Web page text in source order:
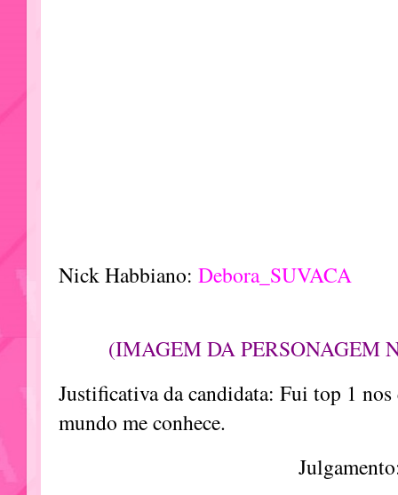
Nick Habbiano: Debora_SUVACA
(IMAGEM DA PERSONAGEM
Justificativa da candidata: Fui top 1
mundo me conhece.